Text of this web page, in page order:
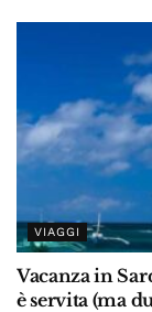
VIAGGI
Vacanza in
è servita (ma